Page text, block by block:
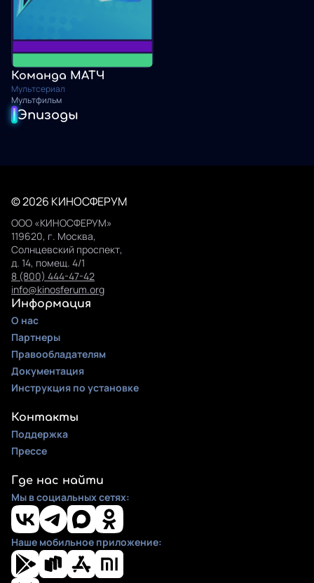
Команда МАТЧ
Мультсериал
Мультфильм
Эпизоды
© 2026 КИНОСФЕРУМ
ООО «КИНОСФЕРУМ»
119620, г. Москва,
Солнцевский проспект,
д. 14, помещ. 4/1
8 (800) 444-47-42
info@kinosferum.org
Информация
О нас
Партнеры
Правообладателям
Документация
Инструкция по установке
Контакты
Поддержка
Прессе
Где нас найти
Мы в социальных сетях:
Наше мобильное приложение: